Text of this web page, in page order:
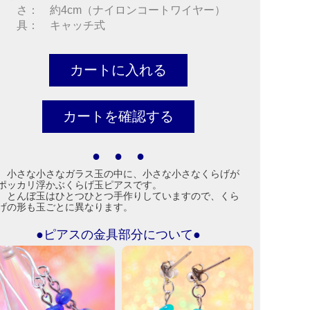
： 約4cm（ナイロンコートワイヤー）
： キャッチ式
● ● ●
さな小さなガラス玉の中に、小さな小さなくらげが
ッカリ浮かぶくらげ玉ピアスです。
んぼ玉はひとつひとつ手作りしていますので、くら
の形も玉ごとに異なります。
●ピアスの金具部分について●